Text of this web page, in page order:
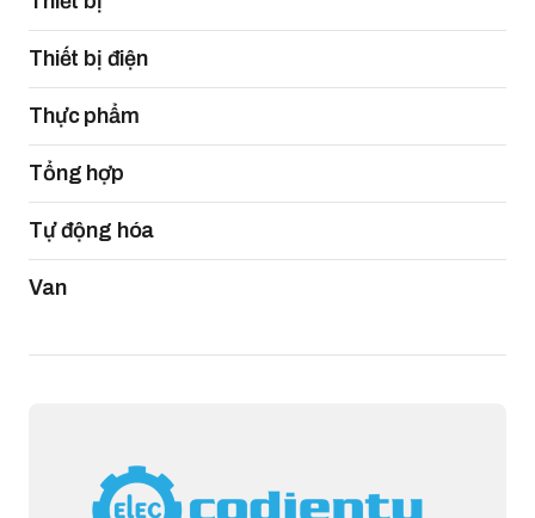
Thiết bị điện
Thực phẩm
Tổng hợp
Tự động hóa
Van